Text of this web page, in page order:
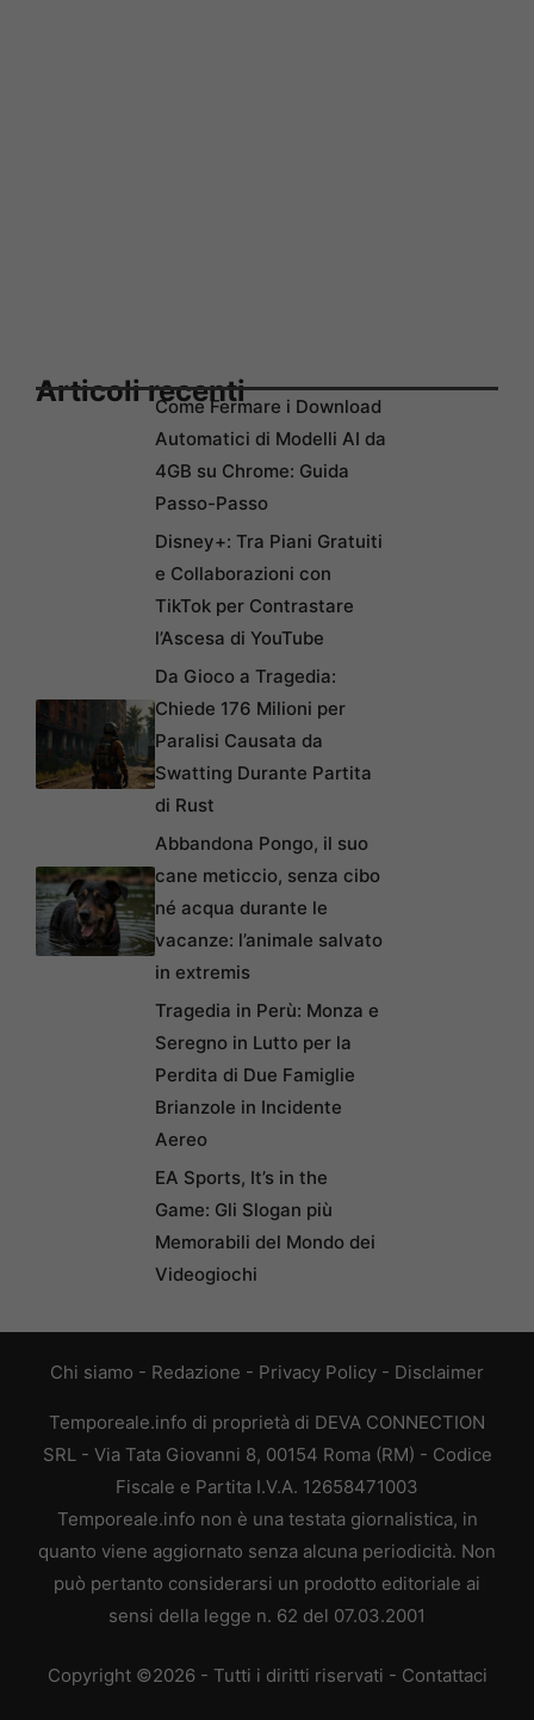
Articoli recentiCome Fermare i Download
Automatici di Modelli AI da
4GB su Chrome: Guida
Passo-Passo
Disney+: Tra Piani Gratuiti
e Collaborazioni con
TikTok per Contrastare
l’Ascesa di YouTube
Da Gioco a Tragedia:
Chiede 176 Milioni per
Paralisi Causata da
Swatting Durante Partita
di Rust
Abbandona Pongo, il suo
cane meticcio, senza cibo
né acqua durante le
vacanze: l’animale salvato
in extremis
Tragedia in Perù: Monza e
Seregno in Lutto per la
Perdita di Due Famiglie
Brianzole in Incidente
Aereo
EA Sports, It’s in the
Game: Gli Slogan più
Memorabili del Mondo dei
Videogiochi
Chi siamo - Redazione - Privacy Policy - Disclaimer
Temporeale.info di proprietà di DEVA CONNECTION
SRL - Via Tata Giovanni 8, 00154 Roma (RM) - Codice
Fiscale e Partita I.V.A. 12658471003
Temporeale.info non è una testata giornalistica, in
quanto viene aggiornato senza alcuna periodicità. Non
può pertanto considerarsi un prodotto editoriale ai
sensi della legge n. 62 del 07.03.2001
Copyright ©2026 - Tutti i diritti riservati - Contattaci